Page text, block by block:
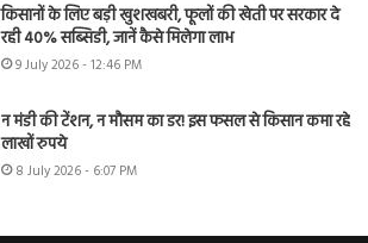
किसानों के लिए बड़ी खुशखबरी, फूलों की खेती पर सरकार दे
रही 40% सब्सिडी, जानें कैसे मिलेगा लाभ
9 July 2026 - 12:46 PM
न मंडी की टेंशन, न मौसम का डर! इस फसल से किसान कमा रहे
लाखों रुपये
8 July 2026 - 6:07 PM